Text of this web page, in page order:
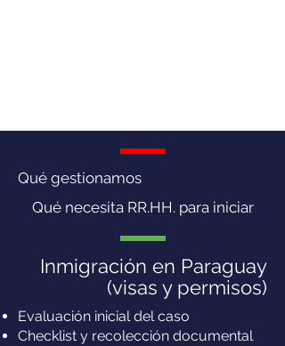
Qué gestionamos
Qué necesita RR.HH. para iniciar
Inmigración en Paraguay
(visas y permisos)
Evaluación inicial del caso
Checklist y recolección documental